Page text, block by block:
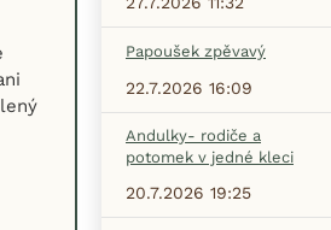
Papoušek zpěvavý
22.7.2026 16:09
Andulky- rodiče a
potomek v jedné kleci
20.7.2026 19:25